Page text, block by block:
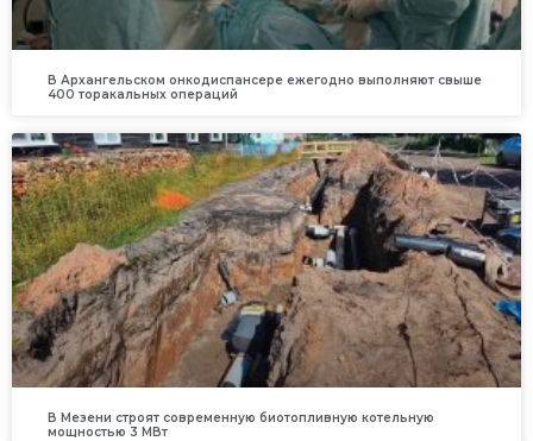
В Архангельском онкодиспансере ежегодно выполняют свыше
400 торакальных операций
В Мезени строят современную биотопливную котельную
мощностью 3 МВт